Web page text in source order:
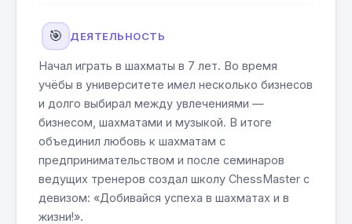
🎯 ДЕЯТЕЛЬНОСТЬ
Начал играть в шахматы в 7 лет. Во время
учёбы в университете имел несколько бизнесов
и долго выбирал между увлечениями —
бизнесом, шахматами и музыкой. В итоге
объединил любовь к шахматам с
предпринимательством и после семинаров
ведущих тренеров создал школу ChessMaster с
девизом: «Добивайся успеха в шахматах и в
жизни!».